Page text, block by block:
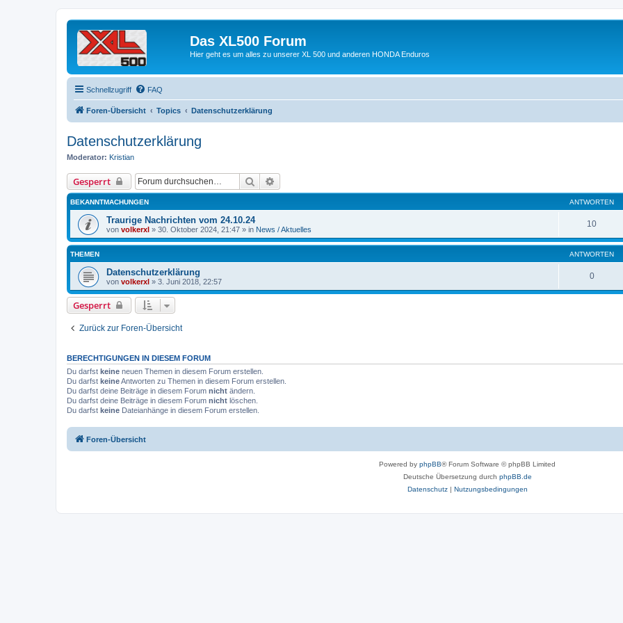
Das XL500 Forum
Hier geht es um alles zu unserer XL 500 und anderen HONDA Enduros
Schnellzugriff FAQ
Foren-Übersicht Topics Datenschutzerklärung
Datenschutzerklärung
Moderator: Kristian
Gesperrt Suche
BEKANNTMACHUNGEN ANTWORTEN
Traurige Nachrichten vom 24.10.24
von volkerxl » 30. Oktober 2024, 21:47 » in News / Aktuelles
10
THEMEN ANTWORTEN
Datenschutzerklärung
von volkerxl » 3. Juni 2018, 22:57
0
Gesperrt
Zurück zur Foren-Übersicht
BERECHTIGUNGEN IN DIESEM FORUM
Du darfst keine neuen Themen in diesem Forum erstellen.
Du darfst keineAntworten zu Themen in diesem Forum erstellen.
Du darfst deine Beiträge in diesem Forum nicht ändern.
Du darfst deine Beiträge in diesem Forum nicht löschen.
Du darfst keine Dateianhänge in diesem Forum erstellen.
Foren-Übersicht
Powered by phpBB® Forum Software © phpBB Limited
Deutsche Übersetzung durch phpBB.de
Datenschutz| Nutzungsbedingungen